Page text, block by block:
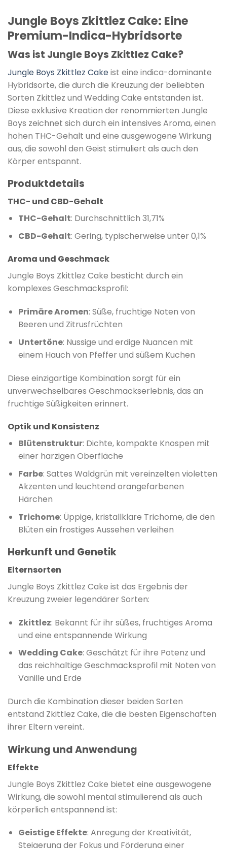
Jungle Boys Zkittlez Cake: Eine
Premium-Indica-Hybridsorte
Was ist Jungle Boys Zkittlez Cake?
Jungle Boys Zkittlez Cakeist eine indica-dominante
Hybridsorte, die durch die Kreuzung der beliebten
Sorten Zkittlez und Wedding Cake entstanden ist.
Diese exklusive Kreation der renommierten Jungle
Boys zeichnet sich durch ein intensives Aroma, einen
hohen THC-Gehalt und eine ausgewogene Wirkung
aus, die sowohl den Geist stimuliert als auch den
Körper entspannt.
Produktdetails
THC- und CBD-Gehalt
THC-Gehalt: Durchschnittlich 31,71%
CBD-Gehalt: Gering, typischerweise unter 0,1%
Aroma und Geschmack
Jungle Boys Zkittlez Cake besticht durch ein
komplexes Geschmacksprofil:
Primäre Aromen: Süße, fruchtige Noten von
Beeren und Zitrusfrüchten
Untertöne: Nussige und erdige Nuancen mit
einem Hauch von Pfeffer und süßem Kuchen
Diese einzigartige Kombination sorgt für ein
unverwechselbares Geschmackserlebnis, das an
fruchtige Süßigkeiten erinnert.
Optik und Konsistenz
Blütenstruktur: Dichte, kompakte Knospen mit
einer harzigen Oberfläche
Farbe: Sattes Waldgrün mit vereinzelten violetten
Akzenten und leuchtend orangefarbenen
Härchen
Trichome: Üppige, kristallklare Trichome, die den
Blüten ein frostiges Aussehen verleihen
Herkunft und Genetik
Elternsorten
Jungle Boys Zkittlez Cake ist das Ergebnis der
Kreuzung zweier legendärer Sorten:
Zkittlez: Bekannt für ihr süßes, fruchtiges Aroma
und eine entspannende Wirkung
Wedding Cake: Geschätzt für ihre Potenz und
das reichhaltige Geschmacksprofil mit Noten von
Vanille und Erde
Durch die Kombination dieser beiden Sorten
entstand Zkittlez Cake, die die besten Eigenschaften
ihrer Eltern vereint.
Wirkung und Anwendung
Effekte
Jungle Boys Zkittlez Cake bietet eine ausgewogene
Wirkung, die sowohl mental stimulierend als auch
körperlich entspannend ist:
Geistige Effekte: Anregung der Kreativität,
Steigerung der Fokus und Förderung einer